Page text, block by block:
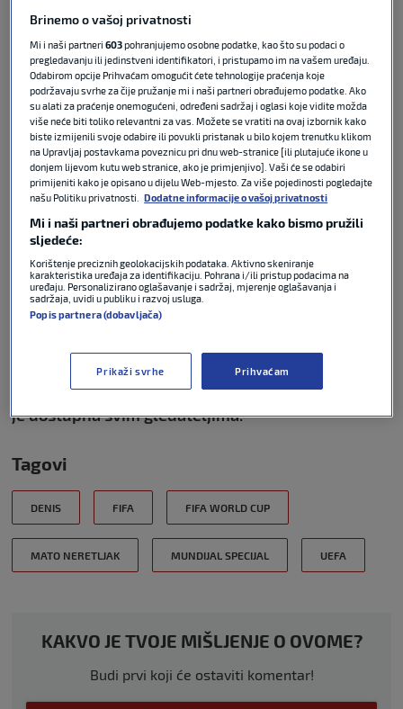
U njoj se nalazi domaćinMeksiko
predstaviti njihov bivši izbornik Bora Milutinović te
bivši igrač Rijeke i Juareza, Andrija Vukčević.
Tu je i domaćin iz 2010. godina, reprezentacijaJAR
koju će vam pobliže približiti NerminBašić, bivši BiH
reprezentativac te SD Galaxyja.
Koliko može silovitoJužna Korejaotkrit će nam bivši
kapetan Hajduka, MatoNeretljak…
Češkaje bila protivnik Vatrenima u kvalifikacijama, a
njih će predstaviti još jedan bivši igrač Hajduka, Ante
Aračić. Aračić je igrao za Slaviju Prag.
sportskog kanala Sport Klub i ubuduće će moći
pratiti na A1, Hrvatskom Telekomu, Telemachu,
Total TV-u, OptiTV-u, te preko platforme EON koja
je dostupna svim gledateljima.
Tagovi
DENIS FIFA FIFA WORLD CUP
MATO NERETLJAK MUNDIJAL SPECIJAL UEFA
KAKVO JE TVOJE MIŠLJENJE O OVOME?
Budi prvi koji će ostaviti komentar!
Brinemo o vašoj privatnosti
Mi i naši partneri603pohranjujemo osobne podatke, kao što su podaci o
pregledavanju ili jedinstveni identifikatori, i pristupamo im na vašem uređaju.
Odabirom opcije Prihvaćam omogućit ćete tehnologije praćenja koje
podržavaju svrhe za čije pružanje mi i naši partneri obrađujemo podatke. Ako
su alati za praćenje onemogućeni, određeni sadržaj i oglasi koje vidite možda
više neće biti toliko relevantni za vas. Možete se vratiti na ovaj izbornik kako
biste izmijenili svoje odabire ili povukli pristanak u bilo kojem trenutku klikom
na Upravljaj postavkama poveznicu pri dnu web-stranice [ili plutajuće ikone u
donjem lijevom kutu web stranice, ako je primjenjivo]. Vaši će se odabiri
primijeniti kako je opisano u dijelu Web-mjesto. Za više pojedinosti pogledajte
našu Politiku privatnosti.
Dodatne informacije o vašoj privatnosti
Mi i naši partneri obrađujemo podatke kako bismo pružili
sljedeće:
Korištenje preciznih geolokacijskih podataka. Aktivno skeniranje
karakteristika uređaja za identifikaciju. Pohrana i/ili pristup podacima na
uređaju. Personalizirano oglašavanje i sadržaj, mjerenje oglašavanja i
sadržaja, uvidi u publiku i razvoj usluga.
Popis partnera (dobavljača)
Prikaži svrhe Prihvaćam